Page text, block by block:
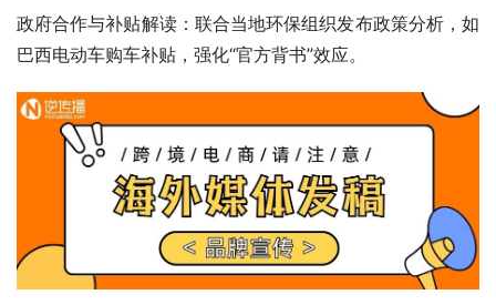
政府合作与补贴解读：联合当地环保组织发布政策分析，如
巴西电动车购车补贴，强化“官方背书”效应。